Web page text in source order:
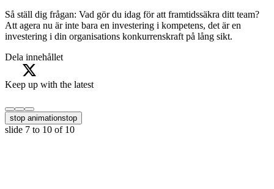
Så ställ dig frågan: Vad gör du idag för att framtidssäkra ditt team?
Att agera nu är inte bara en investering i kompetens, det är en
investering i din organisations konkurrenskraft på lång sikt.
Dela innehållet
Keep up with the latest
stop animationstop
slide 7 to 10 of 10